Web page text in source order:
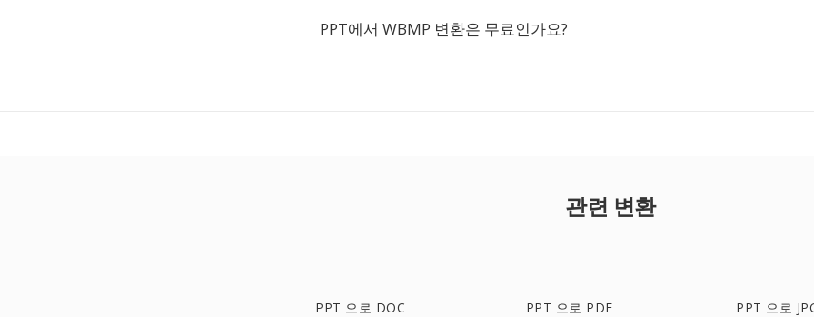
PPT에서 WBMP 변환은 무료인가요?
관련 변환
PPT 으로 DOC PPT 으로 PDF PPT 으로